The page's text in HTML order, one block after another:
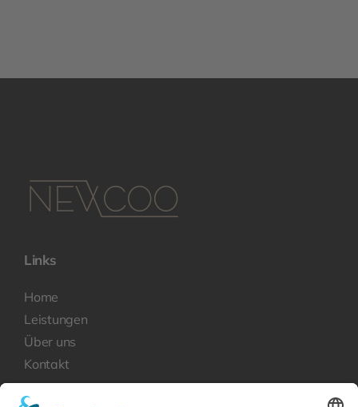
Links
Home
Leistungen
Über uns
Kontakt